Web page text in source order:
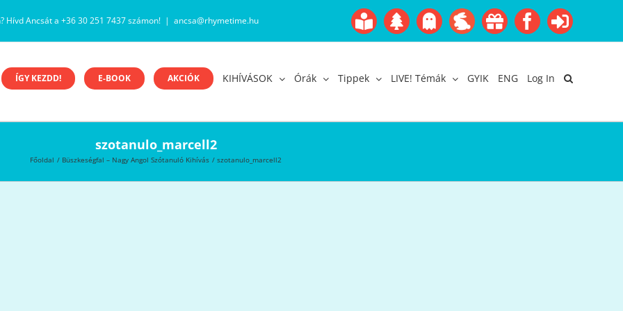
Hívd Ancsát a +36 30 251 7437 számon! | ancsa@rhymetime.hu
Boofairy
Gyerekangol
AdventHalloween
EasterAkcióFacebook
Login
ÍGY KEZDD! E-BOOK AKCIÓK KIHÍVÁSOK Órák Tippek LIVE! Témák GYIK ENG Log In
szotanulo_marcell2
Főoldal Büszkeségfal – Nagy Angol Szótanuló Kihívás szotanulo_marcell2